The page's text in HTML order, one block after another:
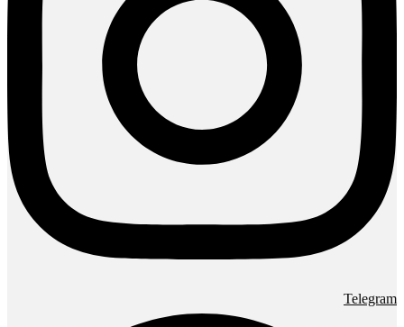
Telegram